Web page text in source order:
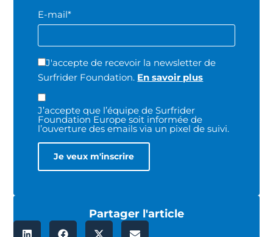
E-mail*
J'accepte de recevoir la newsletter de
Surfrider Foundation. En savoir plus
J’accepte que l’équipe de Surfrider
Foundation Europe soit informée de
l’ouverture des emails via un pixel de suivi.
Partager l'article